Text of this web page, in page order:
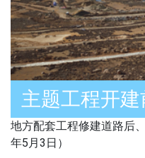
主题工程开建
地方配套工程修建道路后
年5月3日）